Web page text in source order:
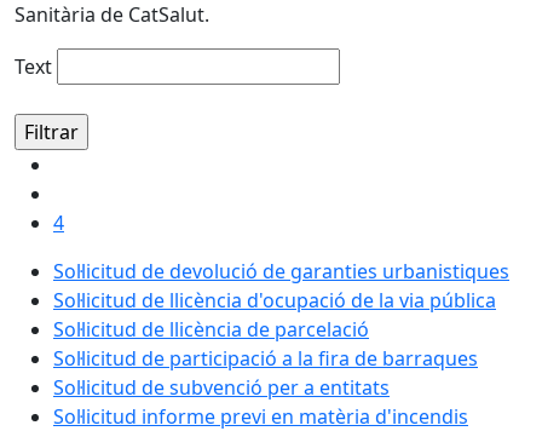
Sanitària de CatSalut.
Text
4
Sol·licitud de devolució de garanties urbanistiques
Sol·licitud de llicència d'ocupació de la via pública
Sol·licitud de llicència de parcelació
Sol·licitud de participació a la fira de barraques
Sol·licitud de subvenció per a entitats
Sol·licitud informe previ en matèria d'incendis